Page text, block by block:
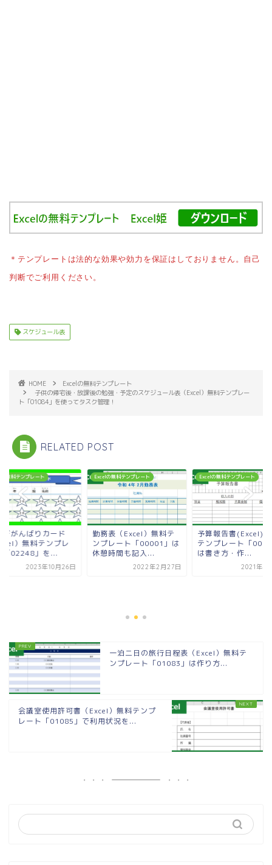
＊テンプレートは法的な効果や効力を保証はしておりません。自己
判断でご利用ください。
スケジュール表
HOME
Excelの無料テンプレート
子供の帰宅後・放課後の勉強・予定のスケジュール表（Excel）無料テンプレー
ト「01084」を使ってタスク管理！
RELATED POST
無料テンプレート
びがんばりカード
）無料テンプレ
「02248」を...
2023年10月26日
Excelの無料テンプレート
勤務表（Excel）無料テ
ンプレート「00001」は
休憩時間も記入...
2022年2月27日
Excelの無料テンプレート
予算報告書(Excel)
テンプレート「
は書き方・作...
2021年4
一泊二日の旅行日程表（Excel）無料テ
ンプレート「01083」は作り方...
会議室使用許可書（Excel）無料テンプ
レート「01085」で利用状況を...